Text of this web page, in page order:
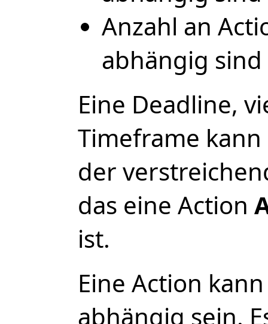
Anzahl an
abhängig sind
Eine Deadline,
Timeframe
der
das eine Action
ist.
Eine Action
abhängig sein.